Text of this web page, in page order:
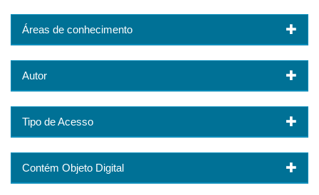
Áreas de conhecimento
Autor
Tipo de Acesso
Contém Objeto Digital